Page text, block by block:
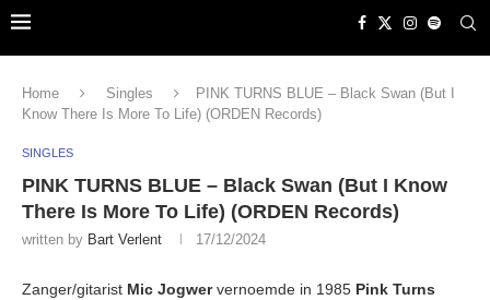
Home Singles
PINK TURNS BLUE – Black Swan (But I
Know There Is More To Life) (ORDEN Records)
SINGLES
PINK TURNS BLUE – Black Swan (But I Know
There Is More To Life) (ORDEN Records)
written by Bart Verlent 17/12/2024
Zanger/gitarist Mic Jogwervernoemde in 1985 Pink Turns